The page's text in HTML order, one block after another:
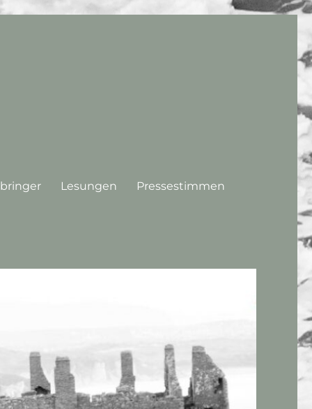
Lesungen Pressestimmen